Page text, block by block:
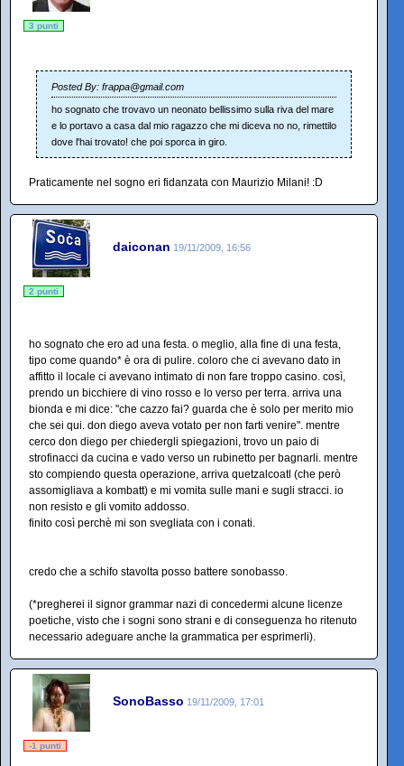
3 punti
Posted By: frappa@gmail.com
ho sognato che trovavo un neonato bellissimo sulla riva del mare
e lo portavo a casa dal mio ragazzo che mi diceva no no, rimettilo
dove l'hai trovato! che poi sporca in giro.
Praticamente nel sogno eri fidanzata con Maurizio Milani! :D
daiconan 19/11/2009, 16:56
2 punti
ho sognato che ero ad una festa. o meglio, alla fine di una festa,
tipo come quando* è ora di pulire. coloro che ci avevano dato in
affitto il locale ci avevano intimato di non fare troppo casino. così,
prendo un bicchiere di vino rosso e lo verso per terra. arriva una
bionda e mi dice: "che cazzo fai? guarda che è solo per merito mio
che sei qui. don diego aveva votato per non farti venire". mentre
cerco don diego per chiedergli spiegazioni, trovo un paio di
strofinacci da cucina e vado verso un rubinetto per bagnarli. mentre
sto compiendo questa operazione, arriva quetzalcoatl (che però
assomigliava a kombatt) e mi vomita sulle mani e sugli stracci. io
non resisto e gli vomito addosso.
finito così perchè mi son svegliata con i conati.
credo che a schifo stavolta posso battere sonobasso.
(*pregherei il signor grammar nazi di concedermi alcune licenze
poetiche, visto che i sogni sono strani e di conseguenza ho ritenuto
necessario adeguare anche la grammatica per esprimerli).
SonoBasso 19/11/2009, 17:01
-1 punti